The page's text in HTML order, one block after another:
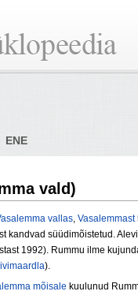
ENE
vald)
vallas, Vasalemmast
kandvad süüdimõistetud.
1992). Rummu ilme
).
mõisale kuulunud